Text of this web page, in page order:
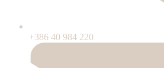
+386 40 984 220